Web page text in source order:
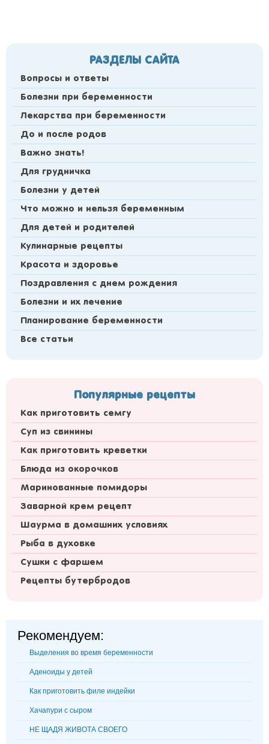
РАЗДЕЛЫ САЙТА
Вопросы и ответы
Болезни при беременности
Лекарства при беременности
До и после родов
Важно знать!
Для грудничка
Болезни у детей
Что можно и нельзя беременным
Для детей и родителей
Кулинарные рецепты
Красота и здоровье
Поздравления с днем рождения
Болезни и их лечение
Планирование беременности
Все статьи
Популярные рецепты
Как приготовить семгу
Суп из свинины
Как приготовить креветки
Блюда из окорочков
Маринованные помидоры
Заварной крем рецепт
Шаурма в домашних условиях
Рыба в духовке
Сушки с фаршем
Рецепты бутербродов
Рекомендуем:
Выделения во время беременности
Аденоиды у детей
Как приготовить филе индейки
Хачапури с сыром
НЕ ЩАДЯ ЖИВОТА СВОЕГО